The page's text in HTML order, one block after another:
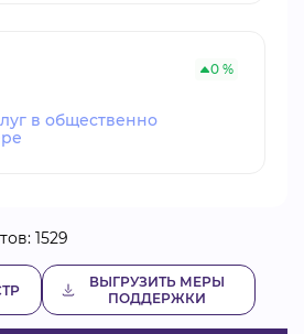
0 %
в общественно
1529
ВЫГРУЗИТЬ МЕРЫ
ПОДДЕРЖКИ